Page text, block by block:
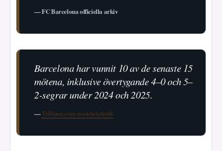
— FC Barcelona officiella arkiv
Barcelona har vunnit 10 av de senaste 15
mötena, inklusive övertygande 4–0 och 5–
2-segrar under 2024 och 2025.
—Tribuna.com matchstatistik